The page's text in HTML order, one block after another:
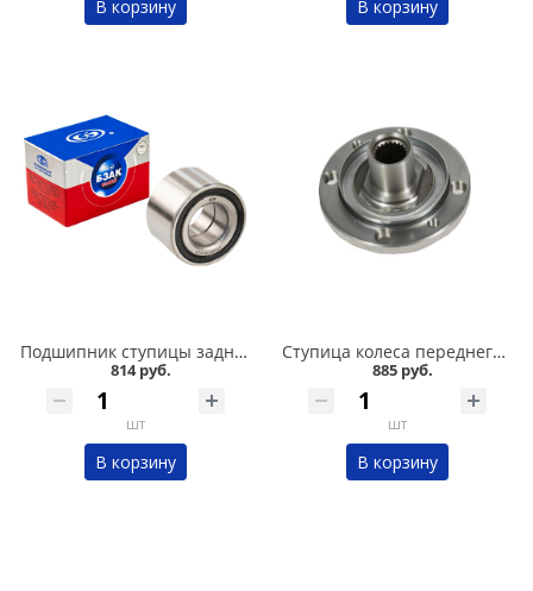
В корзину В корзину
Подшипник ступицы задний 2108-015,11180, БЗАК в Омске
814 руб.
шт
В корзину
Ступица колеса переднего 2108, 2110, 2115 в Омске
885 руб.
шт
В корзину